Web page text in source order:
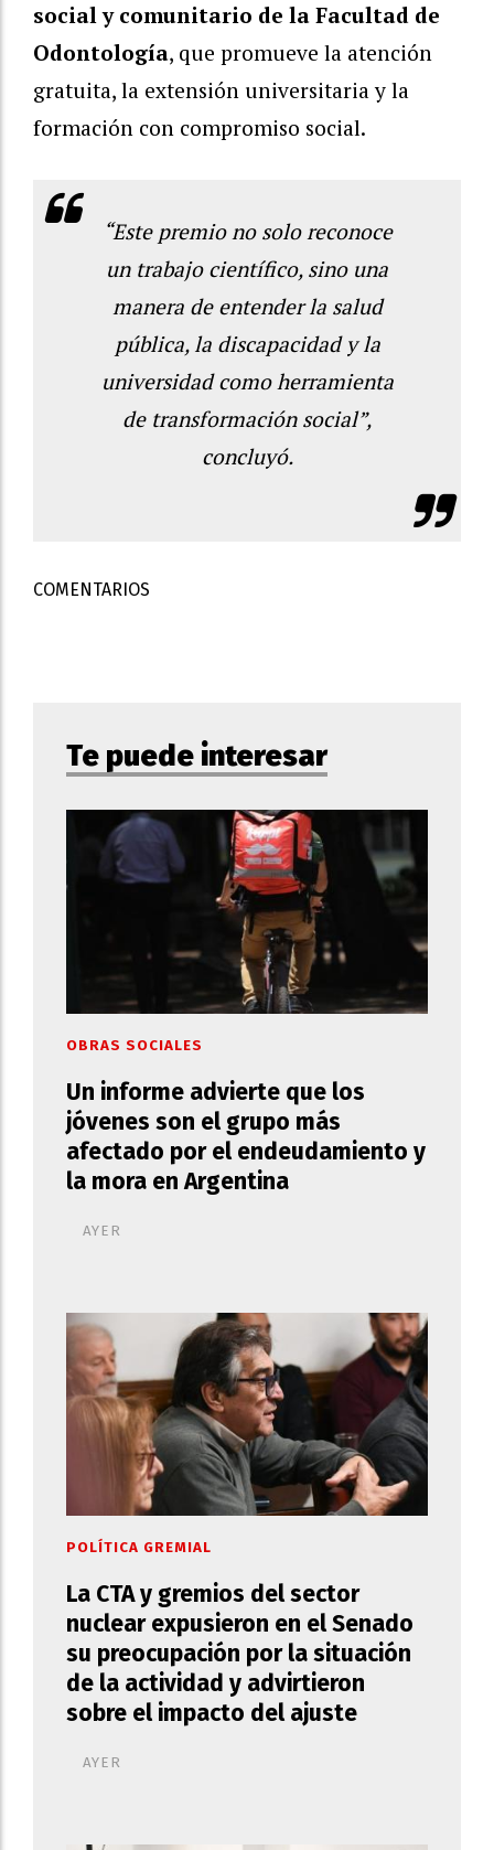
social y comunitario de la Facultad de
Odontología, que promueve la atención
gratuita, la extensión universitaria y la
formación con compromiso social.
“Este premio no solo reconoce
un trabajo científico, sino una
manera de entender la salud
pública, la discapacidad y la
universidad como herramienta
de transformación social”,
concluyó.
COMENTARIOS
Te puede interesar
Un informe advierte que los
jóvenes son el grupo más
afectado por el endeudamiento y
la mora en Argentina
OBRAS SOCIALES
AYER
La CTA y gremios del sector
nuclear expusieron en el Senado
su preocupación por la situación
de la actividad y advirtieron
sobre el impacto del ajuste
POLÍTICA GREMIAL
AYER